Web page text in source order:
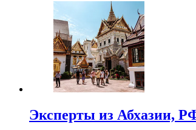
Эксперты из Абхазии,